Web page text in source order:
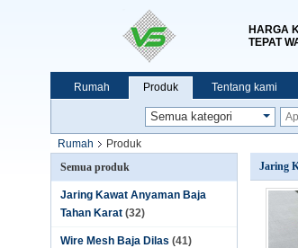
HARGA
TEPAT
Rumah Produk Tentang kami
Rumah
Produk
Semua produk
Jaring Kawat Anyaman Baja
Tahan Karat (32)
Wire Mesh Baja Dilas (41)
Jaring